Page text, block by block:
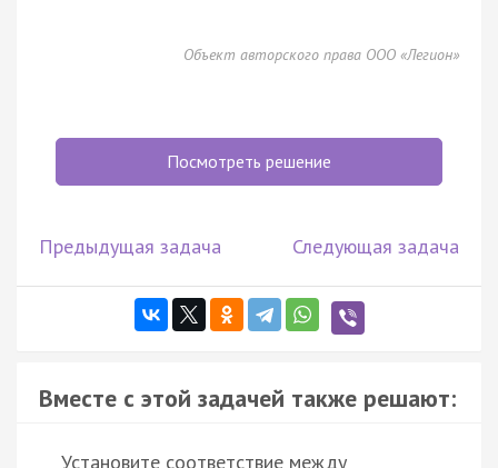
Объект авторского права ООО «Легион»
Посмотреть решение
Предыдущая задача Следующая задача
Вместе с этой задачей также решают:
Установите соответствие между